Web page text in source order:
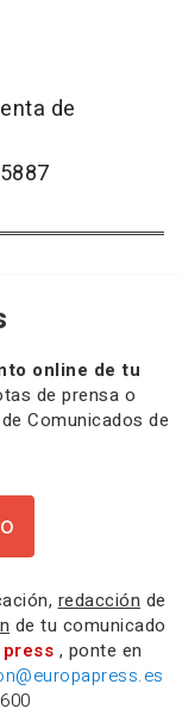
de
online de tu
de prensa o
Comunicados de
redacción de
de tu comunicado
press , ponte en